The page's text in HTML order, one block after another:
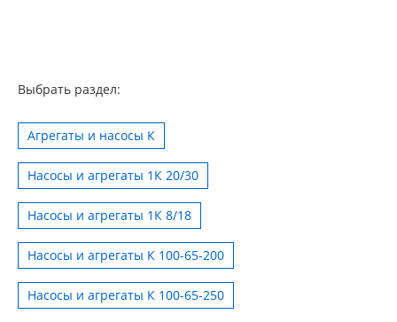
Выбрать раздел:
Агрегаты и насосы К
Насосы и агрегаты 1К 20/30
Насосы и агрегаты 1К 8/18
Насосы и агрегаты К 100-65-200
Насосы и агрегаты К 100-65-250